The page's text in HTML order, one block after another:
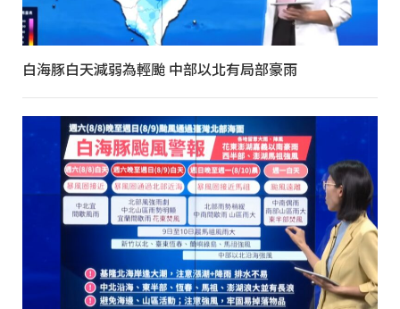
白海豚白天減弱為輕颱 中部以北有局部豪雨